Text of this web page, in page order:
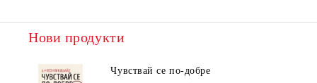
Нови продукти
Чувствай се по-добре